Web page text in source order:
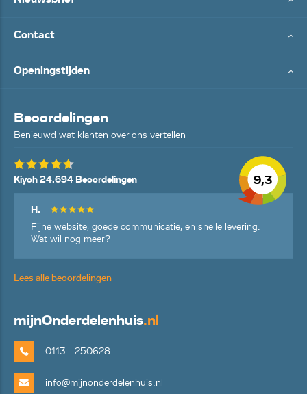
Contact
Openingstijden
Beoordelingen
Benieuwd wat klanten over ons vertellen
9,3
Kiyoh 24.694 Beoordelingen
H.
Fijne website, goede communicatie, en snelle levering.
Wat wil nog meer?
Lees alle beoordelingen
mijnOnderdelenhuis.nl
0113 - 250628
info@mijnonderdelenhuis.nl